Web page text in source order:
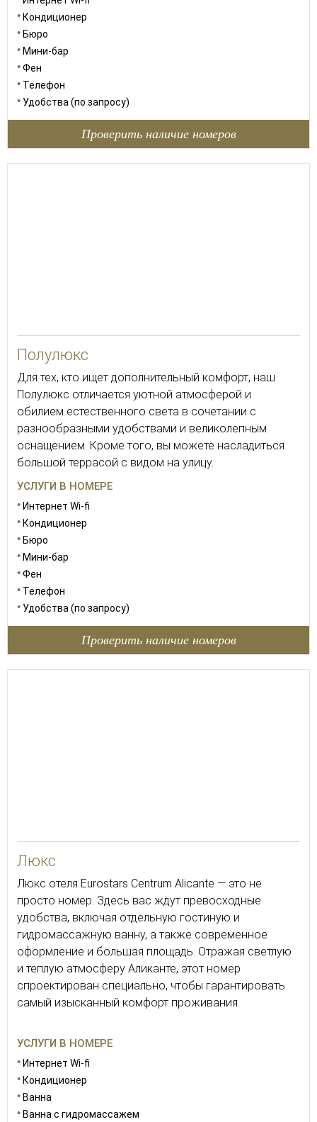
Кондиционер
Бюро
Мини-бар
Фен
Телефон
Удобства (по запросу)
Проверить наличие номеров
Полулюкс
Для тех, кто ищет дополнительный комфорт, наш
Полулюкс отличается уютной атмосферой и
обилием естественного света в сочетании с
разнообразными удобствами и великолепным
оснащением. Кроме того, вы можете насладиться
большой террасой с видом на улицу.
УСЛУГИ В НОМЕРЕ
Интернет Wi-fi
Кондиционер
Бюро
Мини-бар
Фен
Телефон
Удобства (по запросу)
Проверить наличие номеров
Люкс
Люкс отеля Eurostars Centrum Alicante — это не
просто номер. Здесь вас ждут превосходные
удобства, включая отдельную гостиную и
гидромассажную ванну, а также современное
оформление и большая площадь. Отражая светлую
и теплую атмосферу Аликанте, этот номер
спроектирован специально, чтобы гарантировать
самый изысканный комфорт проживания.
УСЛУГИ В НОМЕРЕ
Интернет Wi-fi
Кондиционер
Ванна
Ванна с гидромассажем